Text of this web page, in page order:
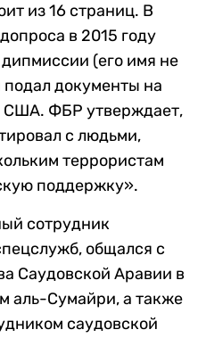
из 16 страниц. В
в 2015 году
(его имя не
документы на
США. ФБР утверждает,
с людьми,
террористам
поддержку».
сотрудник
общался с
Саудовской Аравии в
аль-Сумайри, а также
саудовской